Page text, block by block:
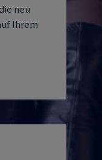
neu
Ihrem